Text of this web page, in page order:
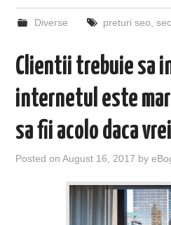
Diverse preturi seo seo
Clientii trebuie sa
internetul este
sa fii acolo daca
Posted onAugust 16, 2017 by